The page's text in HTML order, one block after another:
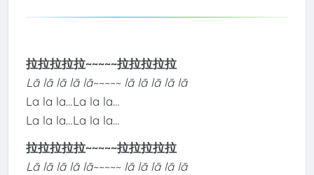
拉拉拉拉拉~~~~~拉拉拉拉拉
Lā lā lā lā lā~~~~~ lā lā lā lā lā
La la la…La la la…
La la la…La la la…
拉拉拉拉拉~~~~~拉拉拉拉拉
Lā lā lā lā lā~~~~~ lā lā lā lā lā